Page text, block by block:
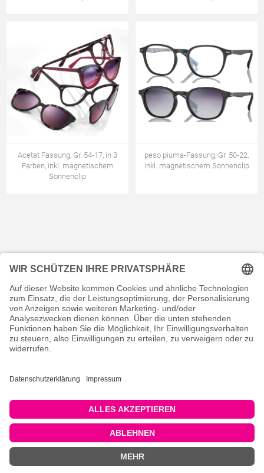
Acetat Fassung, Gr. 54-17, in 3
Farben, inkl. magnetischem
Sonnenclip
peso piuma-Fassung, Gr. 50-22,
inkl. magnetischem Sonnenclip
KONTAKT
RECHTLICHES
INFORMATIVES
MEIN KONTO